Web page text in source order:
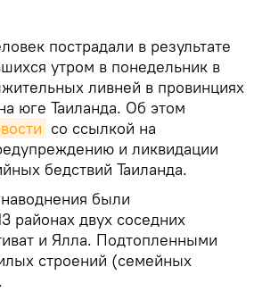
пострадали в результате
утром в понедельник в
ливней в провинциях
юге Таиланда. Об этом
со ссылкой на
и ликвидации
бедствий Таиланда.
были
районах двух соседних
и Ялла. Подтопленными
строений (семейных